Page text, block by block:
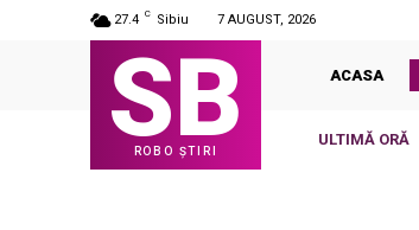
27.4 C Sibiu 7 AUGUST, 2026
SB
ROBO ȘTIRI
ACASA
ULTIMĂ ORĂ